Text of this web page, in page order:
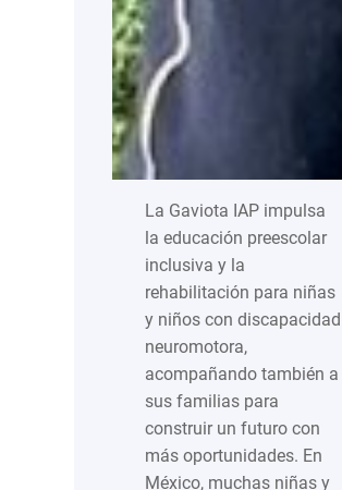
La Gaviota IAP impulsa
la educación preescolar
inclusiva y la
rehabilitación para niñas
y niños con discapacidad
neuromotora,
acompañando también a
sus familias para
construir un futuro con
más oportunidades. En
México, muchas niñas y